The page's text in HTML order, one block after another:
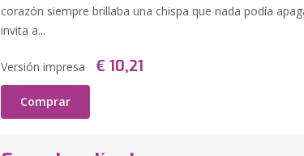
corazón siempre brillaba una chispa que nada podía
invita a...
Versión impresa € 10,21
Comprar